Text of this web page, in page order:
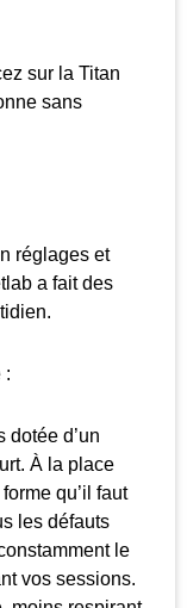
sur la Titan
sans
réglages et
a fait des
:
dotée d’un
À la place
qu’il faut
les défauts
le
vos sessions.